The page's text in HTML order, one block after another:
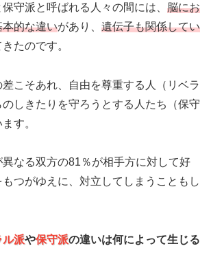
守派と呼ばれる人々の間には、 脳にお
的な違いがあり、 遺伝子も関係してい
たのです。
こそあれ、自由を尊重する人（リベラ
しきたりを守ろうとする人たち（保守
す。
なる双方の81％が相手方に対して好
つがゆえに、対立してしまうこともし
ル派や保守派の違いは何によって生じる